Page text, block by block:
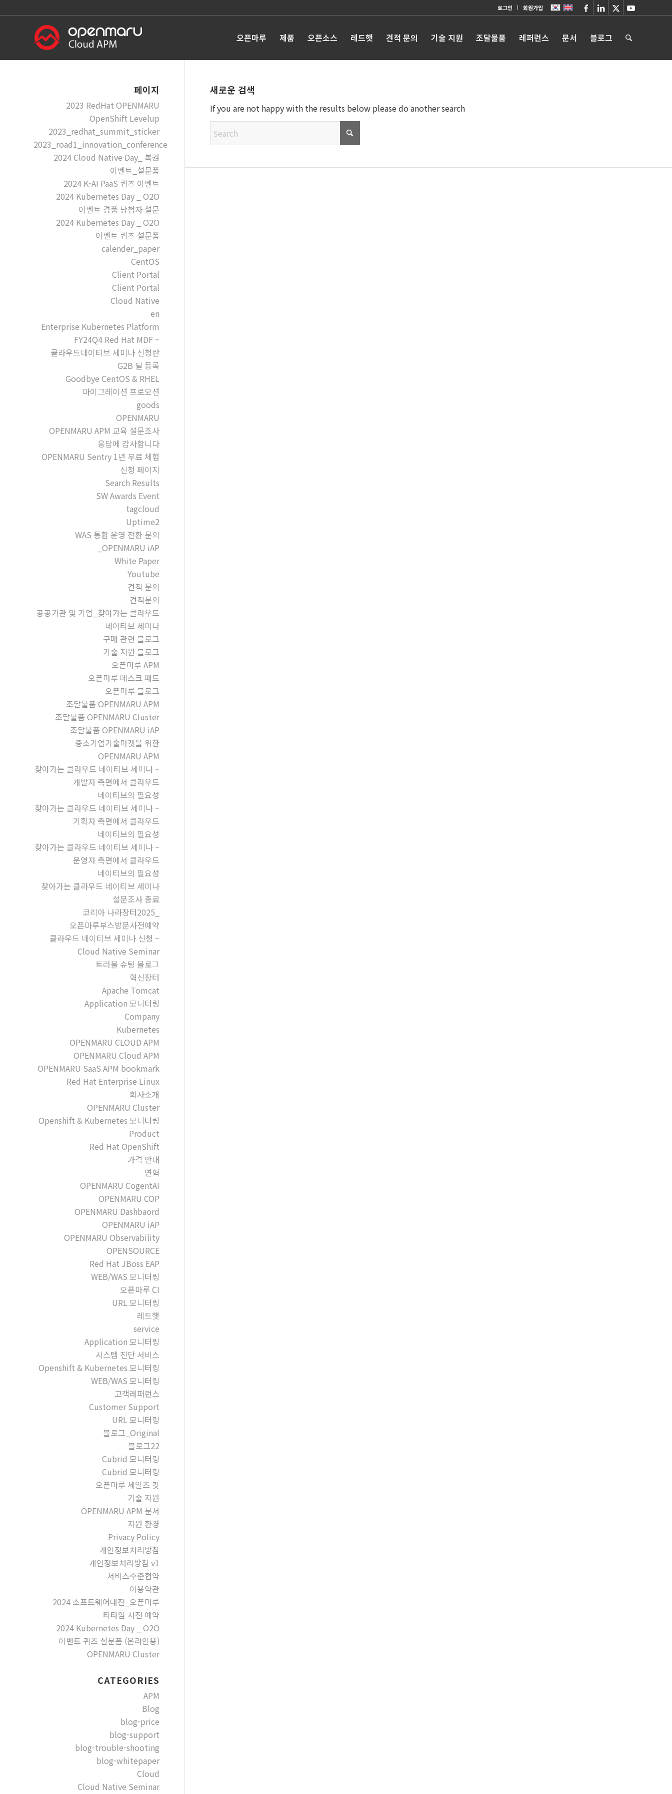
로그인 회원가입
오픈마루 제품 오픈소스 레드햇 견적 문의 기술 지원 조달물품 레퍼런스 문서 블로그
새로운 검색
If you are not happy with the results below please do another search
페이지
2023 RedHat OPENMARU
OpenShift Levelup
2023_redhat_summit_sticker
2023_road1_innovation_conference
2024 Cloud Native Day_ 복권
이벤트_설문폼
2024 K-AI PaaS 퀴즈 이벤트
2024 Kubernetes Day _ O2O
이벤트 경품 당첨자 설문
2024 Kubernetes Day _ O2O
이벤트 퀴즈 설문폼
calender_paper
CentOS
Client Portal
Client Portal
Cloud Native
en
Enterprise Kubernetes Platform
FY24Q4 Red Hat MDF –
클라우드네이티브 세미나 신청란
G2B 딜 등록
Goodbye CentOS & RHEL
마이그레이션 프로모션
goods
OPENMARU
OPENMARU APM 교육 설문조사
응답에 감사합니다
OPENMARU Sentry 1년 무료 체험
신청 페이지
Search Results
SW Awards Event
tagcloud
Uptime2
WAS 통합 운영 전환 문의
_OPENMARU iAP
White Paper
Youtube
견적 문의
견적문의
공공기관 및 기업_찾아가는 클라우드
네이티브 세미나
구매 관련 블로그
기술 지원 블로그
오픈마루 APM
오픈마루 데스크 패드
오픈마루 블로그
조달물품 OPENMARU APM
조달물품 OPENMARU Cluster
조달물품 OPENMARU iAP
중소기업기술마켓을 위한
OPENMARU APM
찾아가는 클라우드 네이티브 세미나 –
개발자 측면에서 클라우드
네이티브의 필요성
찾아가는 클라우드 네이티브 세미나 –
기획자 측면에서 클라우드
네이티브의 필요성
찾아가는 클라우드 네이티브 세미나 –
운영자 측면에서 클라우드
네이티브의 필요성
찾아가는 클라우드 네이티브 세미나
설문조사 종료
코리아 나라장터2025_
오픈마루부스방문사전예약
클라우드 네이티브 세미나 신청 –
Cloud Native Seminar
트러블 슈팅 블로그
혁신장터
Apache Tomcat
Application 모니터링
Company
Kubernetes
OPENMARU CLOUD APM
OPENMARU Cloud APM
OPENMARU SaaS APM bookmark
Red Hat Enterprise Linux
회사소개
OPENMARU Cluster
Openshift & Kubernetes 모니터링
Product
Red Hat OpenShift
가격 안내
연혁
OPENMARU CogentAI
OPENMARU COP
OPENMARU Dashbaord
OPENMARU iAP
OPENMARU Observability
OPENSOURCE
Red Hat JBoss EAP
WEB/WAS 모니터링
오픈마루 CI
URL 모니터링
레드햇
service
Application 모니터링
시스템 진단 서비스
Openshift & Kubernetes 모니터링
WEB/WAS 모니터링
고객레퍼런스
Customer Support
URL 모니터링
블로그_Original
블로그22
Cubrid 모니터링
Cubrid 모니터링
오픈마루 세일즈 킷
기술 지원
OPENMARU APM 문서
지원 환경
Privacy Policy
개인정보처리방침
개인정보처리방침 v1
서비스수준협약
이용약관
2024 소프트웨어대전_오픈마루
티타임 사전 예약
2024 Kubernetes Day _ O2O
이벤트 퀴즈 설문폼 (온라인용)
OPENMARU Cluster
CATEGORIES
APM
Blog
blog-price
blog-support
blog-trouble-shooting
blog-whitepaper
Cloud
Cloud Native Seminar